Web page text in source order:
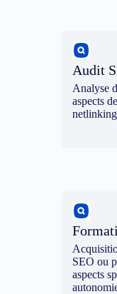
Audit
Analyse
aspects
SEO ou
aspects